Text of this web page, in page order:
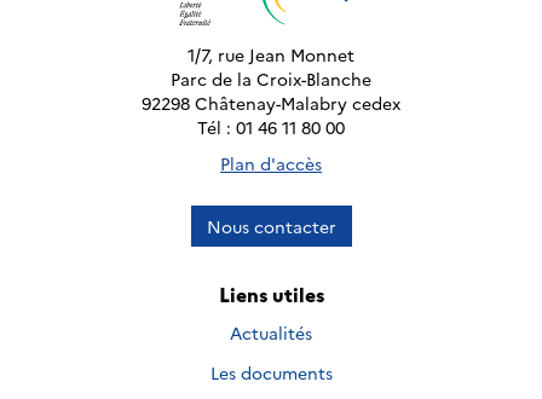
1/7, rue Jean Monnet
Parc de la Croix-Blanche
92298 Châtenay-Malabry cedex
Tél : 01 46 11 80 00
Plan d'accès
Nous contacter
Liens utiles
Actualités
Les documents